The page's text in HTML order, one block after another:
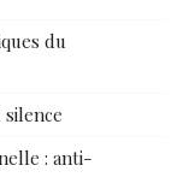
du
silence
: anti-